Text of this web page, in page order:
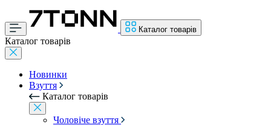
Каталог товарів
Каталог товарів
Новинки
Взуття
Каталог товарів
Чоловіче взуття